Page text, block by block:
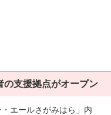
の支援拠点がオープン
エールさがみはら」内